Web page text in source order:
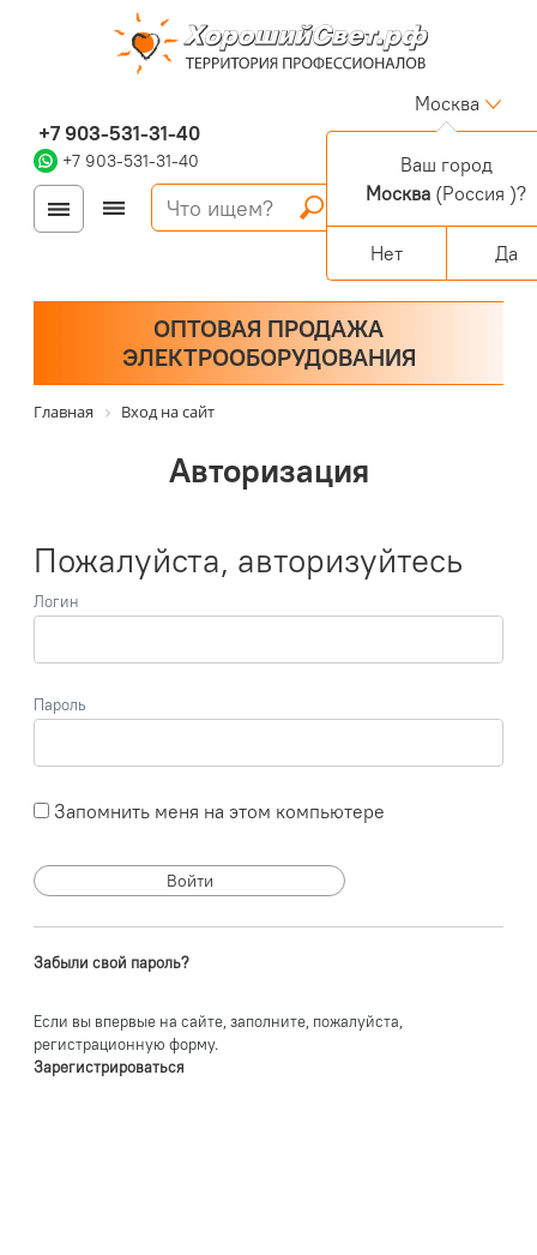
+7 903-531-31-40
+7 903-531-31-40
Москва
Войти
Регистрация
Корзина
0 позиций
Персональный раздел
ОПТОВАЯ ПРОДАЖА
ЭЛЕКТРООБОРУДОВАНИЯ
Главная Вход на сайт
Авторизация
Пожалуйста, авторизуйтесь
Логин
Пароль
Запомнить меня на этом компьютере
Забыли свой пароль?
Если вы впервые на сайте, заполните, пожалуйста,
регистрационную форму.
Зарегистрироваться
Ваш город
Москва (Россия )?
Нет Да